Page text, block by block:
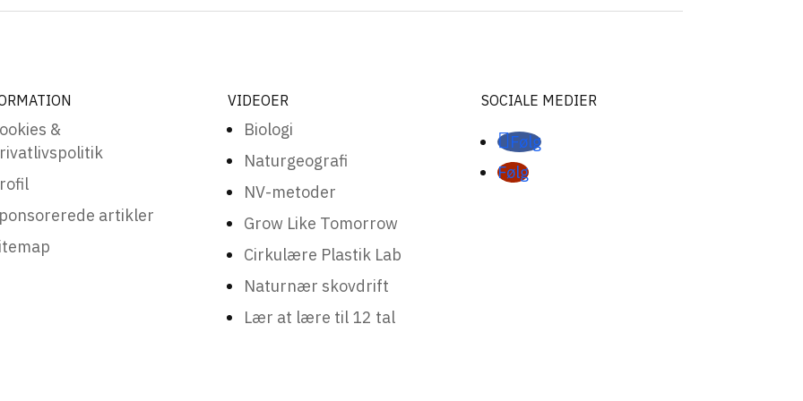
&
artikler
VIDEOER
Biologi
Naturgeografi
NV-metoder
Grow Like Tomorrow
Cirkulære Plastik Lab
Naturnær skovdrift
Lær at lære til 12 tal
SOCIALE MEDIER
Følg
Følg